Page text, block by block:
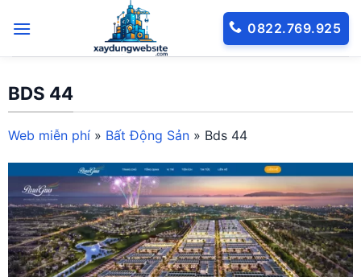
qua
0822.769.925
BDS 44
Web miễn phí » Bất Động Sản » Bds 44